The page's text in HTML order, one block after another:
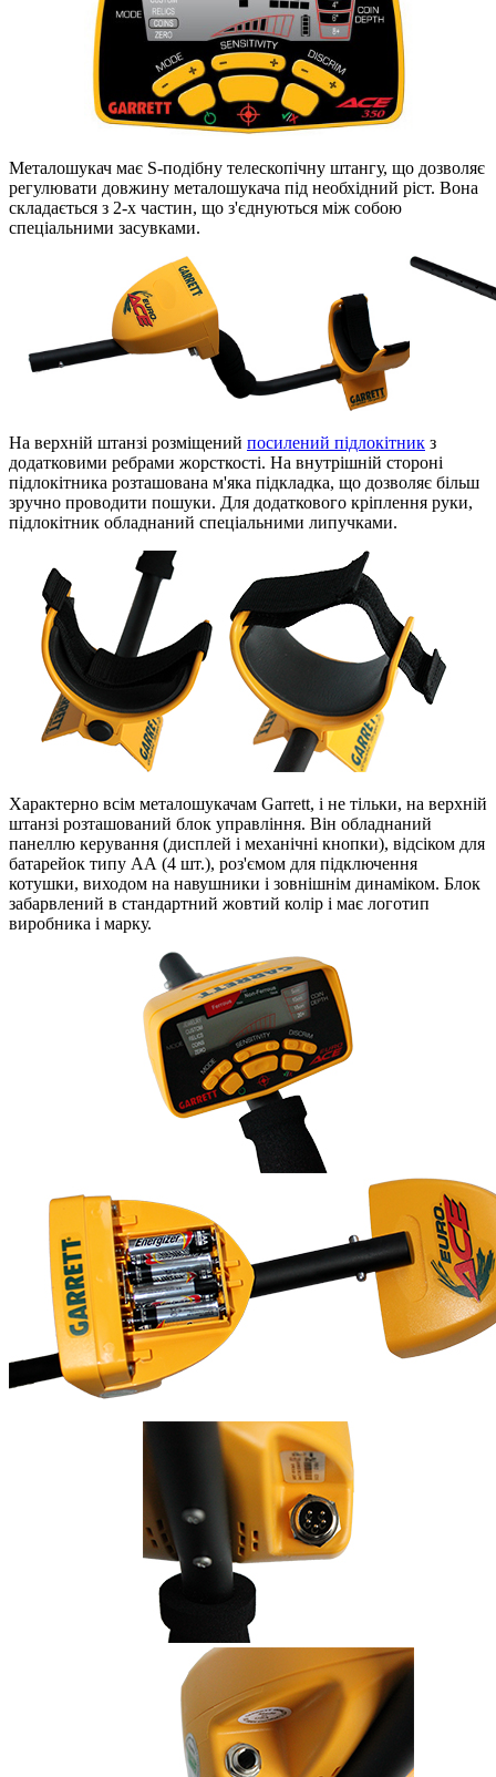
Металошукач має S-подібну телескопічну штангу, що дозволяє
регулювати довжину металошукача під необхідний ріст. Вона
складається з 2-х частин, що з'єднуються між собою
спеціальними засувками.
На верхній штанзі розміщений посилений підлокітник з
додатковими ребрами жорсткості. На внутрішній стороні
підлокітника розташована м'яка підкладка, що дозволяє більш
зручно проводити пошуки. Для додаткового кріплення руки,
підлокітник обладнаний спеціальними липучками.
Характерно всім металошукачам Garrett, і не тільки, на верхній
штанзі розташований блок управління. Він обладнаний
панеллю керування (дисплей і механічні кнопки), відсіком для
батарейок типу АА (4 шт.), роз'ємом для підключення
котушки, виходом на навушники і зовнішнім динаміком. Блок
забарвлений в стандартний жовтий колір і має логотип
виробника і марку.